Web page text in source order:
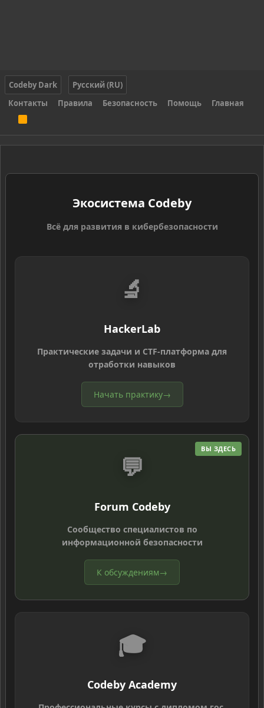
Codeby Dark
Русский (RU)
Контакты
Правила Безопасность Помощь Главная
S
Экосистема Codeby
Всё для развития в кибербезопасности
🔬
HackerLab
Практические задачи и CTF-платформа для
отработки навыков
Начать практику→
ВЫ ЗДЕСЬ
💬
Forum Codeby
Сообщество специалистов по
информационной безопасности
К обсуждениям→
🎓
Codeby Academy